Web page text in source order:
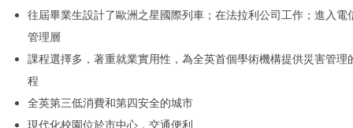
往屆畢業生設計了歐洲之星國際列車；在法拉利公司工作；進入電
管理層
課程選擇多，著重就業實用性，為全英首個學術機構提供災害管理
程
全英第三低消費和第四安全的城市
現代化校園位於市中心，交通便利